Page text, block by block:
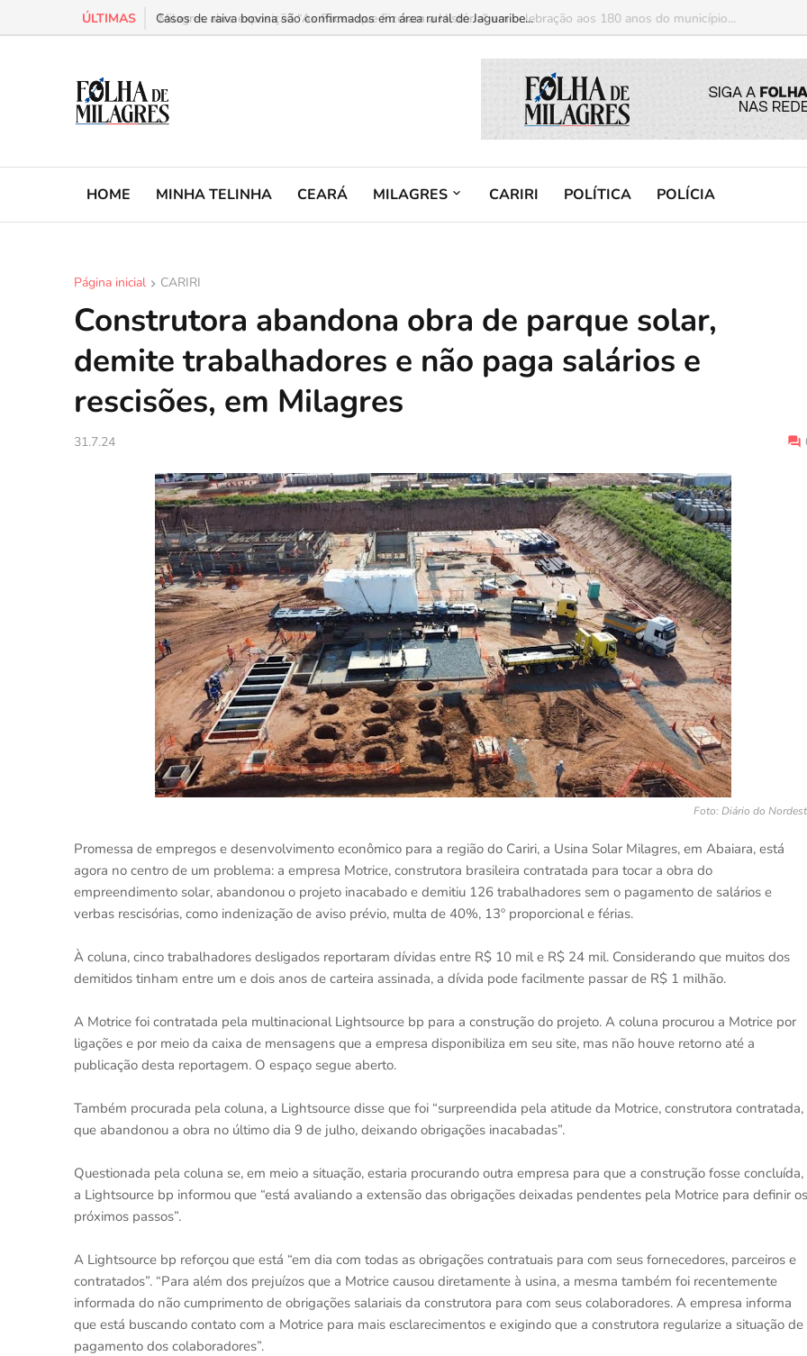
ÚLTIMAS Milagres abre exposição “As Faces que Fizeram a História” em celebração aos 180 anos do município...
HOME MINHA TELINHA CEARÁ MILAGRES CARIRI POLÍTICA POLÍCIA
Página inicial CARIRI
Construtora abandona obra de parque solar,
demite trabalhadores e não paga salários e
rescisões, em Milagres
31.7.24
Foto: Diário do
Promessa de empregos e desenvolvimento econômico para a região do Cariri, a Usina Solar Milagres, em Abaiara, está
agora no centro de um problema: a empresa Motrice, construtora brasileira contratada para tocar a obra do
empreendimento solar, abandonou o projeto inacabado e demitiu 126 trabalhadores sem o pagamento de salários e
verbas rescisórias, como indenização de aviso prévio, multa de 40%, 13º proporcional e férias.
À coluna, cinco trabalhadores desligados reportaram dívidas entre R$ 10 mil e R$ 24 mil. Considerando que muitos dos
demitidos tinham entre um e dois anos de carteira assinada, a dívida pode facilmente passar de R$ 1 milhão.
A Motrice foi contratada pela multinacional Lightsource bp para a construção do projeto. A coluna procurou a Motrice por
ligações e por meio da caixa de mensagens que a empresa disponibiliza em seu site, mas não houve retorno até a
publicação desta reportagem. O espaço segue aberto.
Também procurada pela coluna, a Lightsource disse que foi “surpreendida pela atitude da Motrice, construtora contratada,
que abandonou a obra no último dia 9 de julho, deixando obrigações inacabadas”.
Questionada pela coluna se, em meio a situação, estaria procurando outra empresa para que a construção fosse concluída,
a Lightsource bp informou que “está avaliando a extensão das obrigações deixadas pendentes pela Motrice para definir os
próximos passos”.
A Lightsource bp reforçou que está “em dia com todas as obrigações contratuais para com seus fornecedores, parceiros e
contratados”. “Para além dos prejuízos que a Motrice causou diretamente à usina, a mesma também foi recentemente
informada do não cumprimento de obrigações salariais da construtora para com seus colaboradores. A empresa informa
que está buscando contato com a Motrice para mais esclarecimentos e exigindo que a construtora regularize a situação de
pagamento dos colaboradores”.